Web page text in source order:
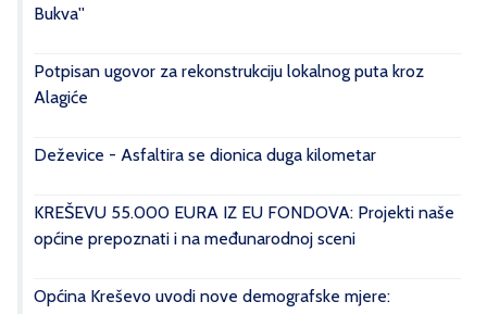
Bukva''
Potpisan ugovor za rekonstrukciju lokalnog puta kroz
Alagiće
Deževice - Asfaltira se dionica duga kilometar
KREŠEVU 55.000 EURA IZ EU FONDOVA: Projekti naše
općine prepoznati i na međunarodnoj sceni
Općina Kreševo uvodi nove demografske mjere: